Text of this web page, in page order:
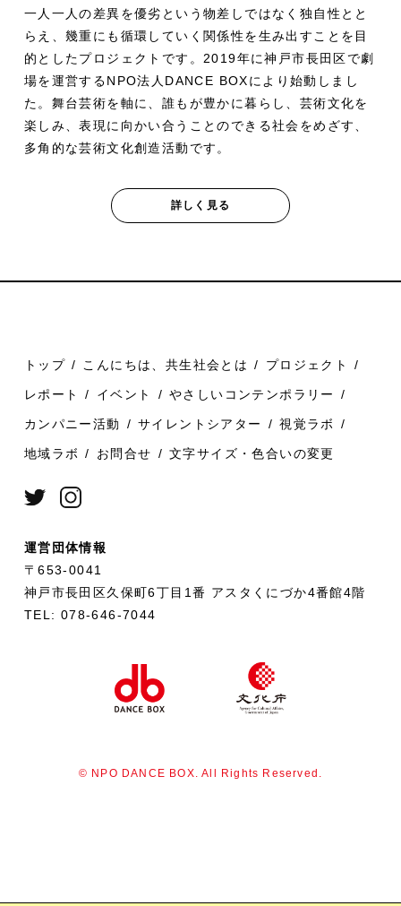
一人一人の差異を優劣という物差しではなく独自性とと
らえ、幾重にも循環していく関係性を生み出すことを目
的としたプロジェクトです。2019年に神戸市長田区で劇
場を運営するNPO法人DANCE BOXにより始動しまし
た。舞台芸術を軸に、誰もが豊かに暮らし、芸術文化を
楽しみ、表現に向かい合うことのできる社会をめざす、
多角的な芸術文化創造活動です。
詳しく見る
トップ こんにちは、共生社会とは プロジェクト
レポート イベント やさしいコンテンポラリー
カンパニー活動 サイレントシアター 視覚ラボ
地域ラボ お問合せ 文字サイズ・色合いの変更
運営団体情報
〒653-0041
神戸市長田区久保町6丁目1番 アスタくにづか4番館4階
TEL: 078-646-7044
© NPO DANCE BOX. All Rights Reserved.